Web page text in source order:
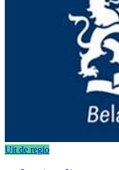
Uit de regio